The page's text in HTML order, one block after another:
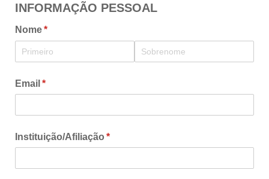
INFORMAÇÃO PESSOAL
Nome*
(obrigatório)
Email *
(obrigatório)
Instituição/​Afiliação *
(obrigatório)